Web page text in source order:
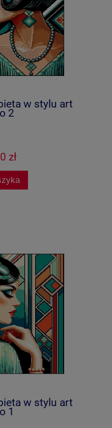
w stylu art
2
zł
w stylu art
1